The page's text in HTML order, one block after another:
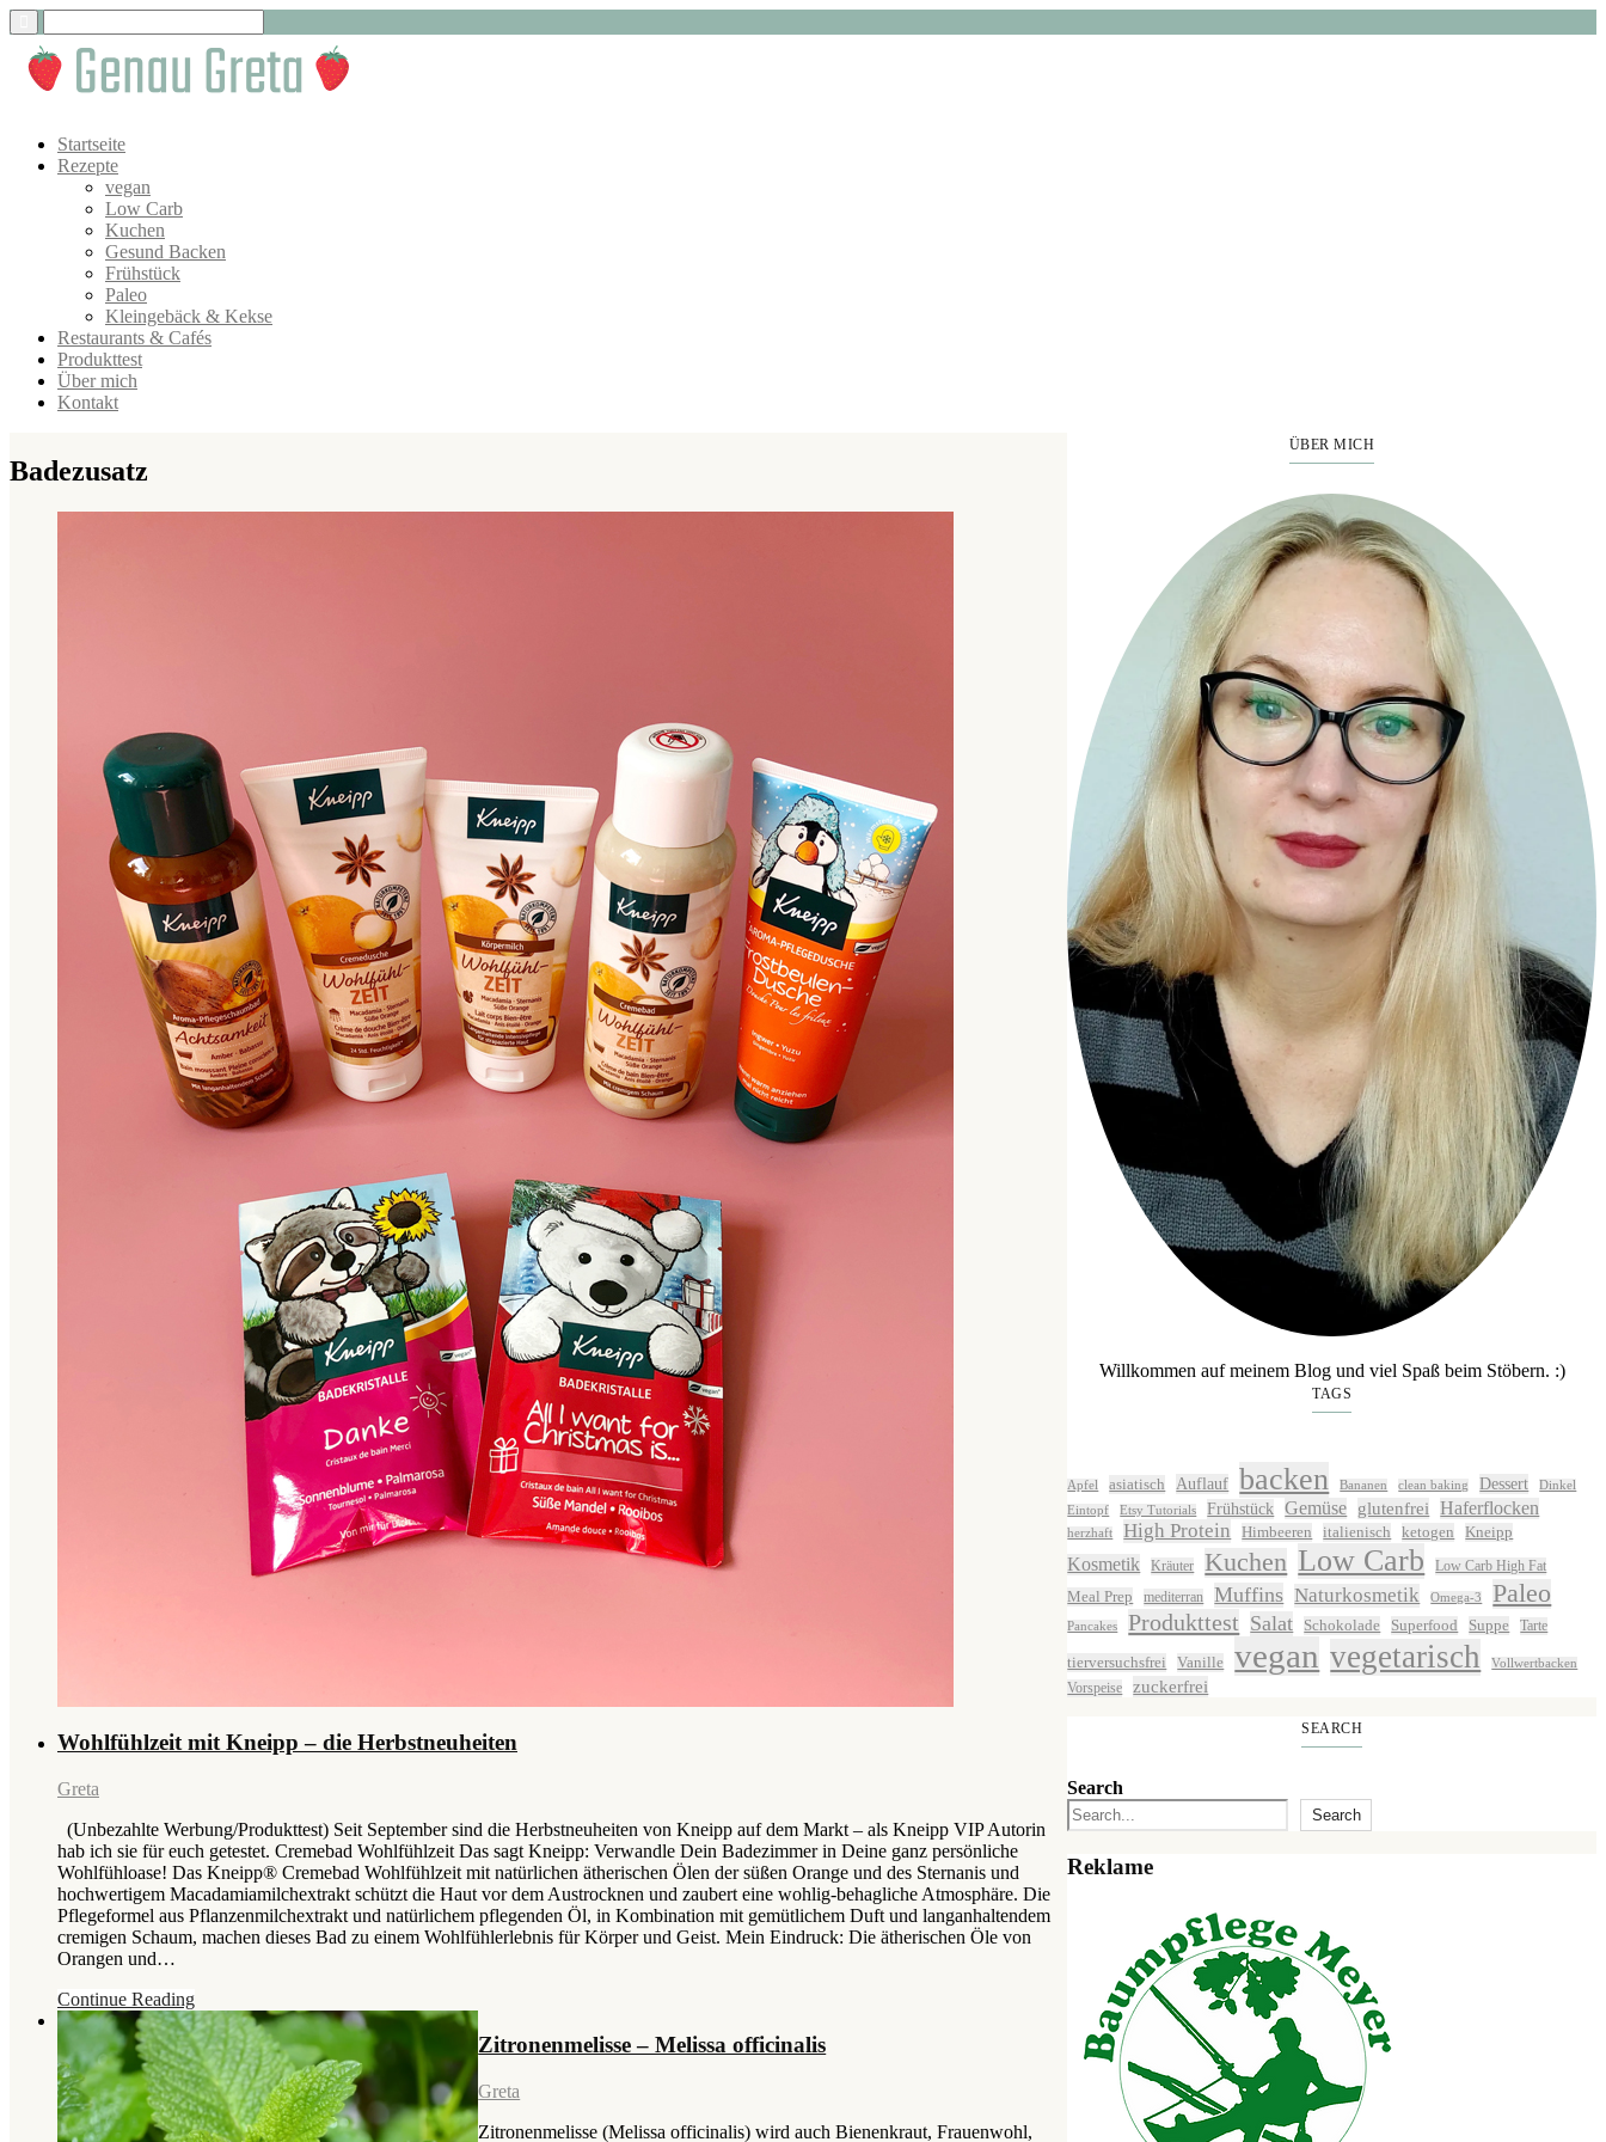
Startseite
Rezepte
vegan
Low Carb
Kuchen
Gesund Backen
Frühstück
Paleo
Kleingebäck & Kekse
Restaurants & Cafés
Produkttest
Über mich
Kontakt
Badezusatz
Wohlfühlzeit mit Kneipp – die Herbstneuheiten
Greta
(Unbezahlte Werbung/Produkttest) Seit September sind die Herbstneuheiten von Kneipp auf dem Markt – als Kneipp VIP Autorin
hab ich sie für euch getestet. Cremebad Wohlfühlzeit Das sagt Kneipp: Verwandle Dein Badezimmer in Deine ganz persönliche
Wohlfühloase! Das Kneipp® Cremebad Wohlfühlzeit mit natürlichen ätherischen Ölen der süßen Orange und des Sternanis und
hochwertigem Macadamiamilchextrakt schützt die Haut vor dem Austrocknen und zaubert eine wohlig-behagliche Atmosphäre. Die
Pflegeformel aus Pflanzenmilchextrakt und natürlichem pflegenden Öl, in Kombination mit gemütlichem Duft und langanhaltendem
cremigen Schaum, machen dieses Bad zu einem Wohlfühlerlebnis für Körper und Geist. Mein Eindruck: Die ätherischen Öle von
Orangen und…
Continue Reading
Zitronenmelisse – Melissa officinalis
Greta
Zitronenmelisse (Melissa officinalis) wird auch Bienenkraut, Frauenwohl,
ÜBER MICH
Willkommen auf meinem Blog und viel Spaß beim Stöbern. :)
TAGS
Apfel asiatisch Auflauf backen Bananen clean baking Dessert
Dinkel
Eintopf
Etsy Tutorials Frühstück Gemüse glutenfrei Haferflocken
herzhaft High Protein Himbeeren italienisch ketogen Kneipp
Kosmetik Kräuter Kuchen Low Carb Low Carb High Fat
Meal Prep mediterran Muffins Naturkosmetik Omega-3 Paleo
Pancakes Produkttest Salat Schokolade Superfood Suppe Tarte
tierversuchsfrei Vanille vegan vegetarisch Vollwertbacken
Vorspeise zuckerfrei
SEARCH
Search
Search
Reklame